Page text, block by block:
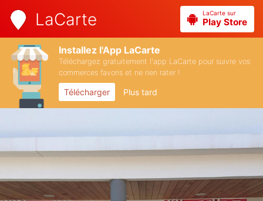
LaCarte LaCarte sur
Play Store
Installez l'App LaCarte
Téléchargez gratuitement l'app LaCarte pour suivre vos
commerces favoris et ne rien rater !
Télécharger Plus tard